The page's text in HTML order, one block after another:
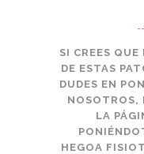
SI CREES QUE
DE ESTAS
DUDES EN
NOSOTROS,
LA
HEGOA